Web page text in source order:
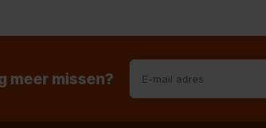
meer missen?